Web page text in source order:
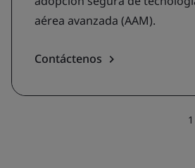
aérea avanzada (AAM).
Contáctenos
1